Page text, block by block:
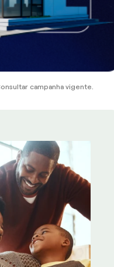
campanha vigente.